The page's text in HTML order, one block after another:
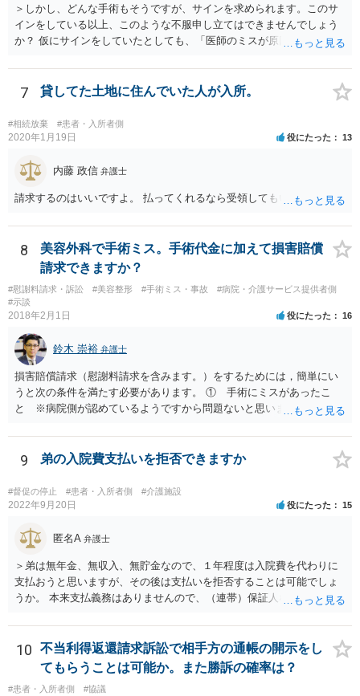
＞しかし、どんな手術もそうですが、サインを求められます。このサ
インをしている以上、このような不服申し立てはできませんでしょう
か？ 仮にサインをしていたとしても、「医師のミスが原因で老眼がひ
眼が悪化することがあるにもかかわらず、全く説明されなかったよう
な場合」には、請求することは可能です。
7 貸してた土地に住んでいた人が入所。
#相続放棄 #患者・入所者側
2020年1月19日 役にたった 13
内藤 政信 弁護士
請求するのはいいですよ。 払ってくれるなら受領してもいいですよ。
8
美容外科で手術ミス。手術代金に加えて損害賠償
請求できますか？
#慰謝料請求・訴訟 #美容整形 #手術ミス・事故
#病院・介護サービス提供者側
#示談
2018年2月1日 役にたった 16
鈴木 崇裕 弁護士
損害賠償請求（慰謝料請求を含みます。）をするためには，簡単にい
うと次の条件を満たす必要があります。 ① 手術にミスがあったこ
と ※病院側が認めているようですから問題ないと思います。 ② 手
術のミスの「せいで」マスクが外せなくなったこと ④ 仕事を休まな
ければならなくなった「せいで」休業損害が発生したこと ⑤ マスク
したこと 「せいで」と強調した点が，内藤先生のご指摘なさる「相当
因果関係」です。 手術のミスと関係のないことまでは責任追及ができ
しく悪くなってしまったとか， 手術のミスの結果，入院期間が延びて
ただし，手術代の返金に応じた際に「これ以上金銭の請求はしませ
ん」という趣旨の合意をしてしまっていると， 上記の請求は，基本的
には困難となります。
9 弟の入院費支払いを拒否できますか
#督促の停止 #患者・入所者側 #介護施設
2022年9月20日 役にたった 15
匿名A 弁護士
＞弟は無年金、無収入、無貯金なので、１年程度は入院費を代わりに
支払おうと思いますが、その後は支払いを拒否することは可能でしょ
うか。 本来支払義務はありませんので、（連帯）保証人などにならな
10
不当利得返還請求訴訟で相手方の通帳の開示をし
てもらうことは可能か。また勝訴の確率は？
#患者・入所者側 #協議